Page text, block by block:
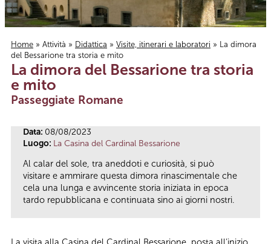
Tu sei qui
Home » Attività » Didattica » Visite, itinerari e laboratori » La dimora
del Bessarione tra storia e mito
La dimora del Bessarione tra storia
e mito
Passeggiate Romane
Data: 08/08/2023
Luogo: La Casina del Cardinal Bessarione
Al calar del sole, tra aneddoti e curiosità, si può
visitare e ammirare questa dimora rinascimentale che
cela una lunga e avvincente storia iniziata in epoca
tardo repubblicana e continuata sino ai giorni nostri.